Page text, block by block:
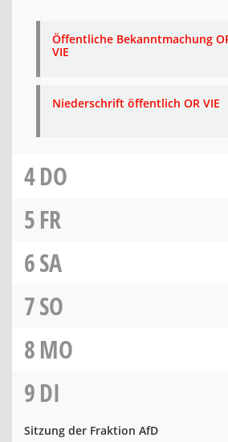
Öffentliche Bekanntmachung
VIE
Niederschrift öffentlich OR VIE
4DO
5FR
6SA
7SO
8MO
9DI
Sitzung der Fraktion AfD